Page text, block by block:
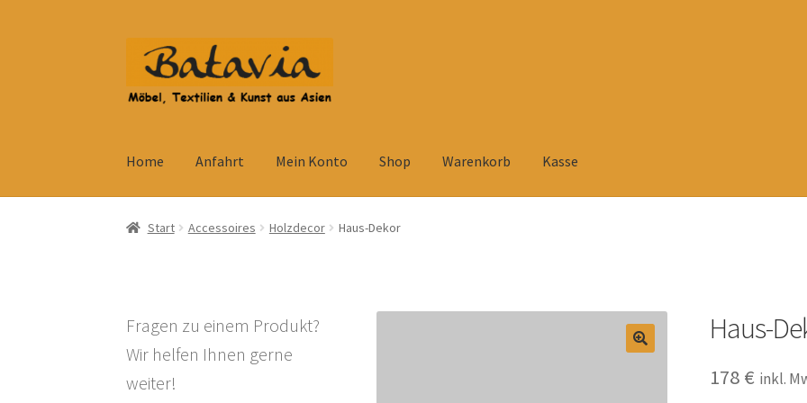
Navigation
springen
Zum
Inhalt
springen
Home Anfahrt Mein Konto Shop Warenkorb Kasse
Start AGB Anfahrt Datenschutzbelehrung
Wohnzimmertisch mit StühlenZahlungsarten
Start Accessoires Holzdecor Haus-Dekor
Haus-
178 € inkl.
Fragen zu einem Produkt?
Wir helfen Ihnen gerne
weiter!